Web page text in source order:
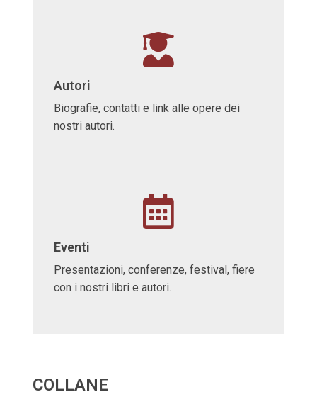
Autori
Biografie, contatti e link alle opere dei
nostri autori.
Eventi
Presentazioni, conferenze, festival, fiere
con i nostri libri e autori.
COLLANE